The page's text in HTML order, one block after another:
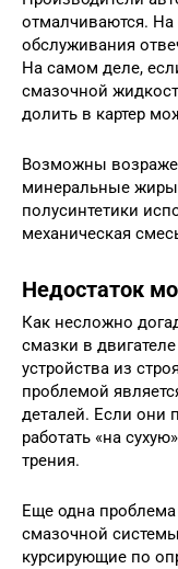
отмалчиваются. На
обслуживания
На самом деле,
смазочной
долить в картер
Возможны
минеральные
полусинтетики
механическая
Недостаток
Как несложно
смазки в
устройства из
проблемой
деталей. Если они
работать «на
трения.
Еще одна проблема
смазочной
курсирующие по